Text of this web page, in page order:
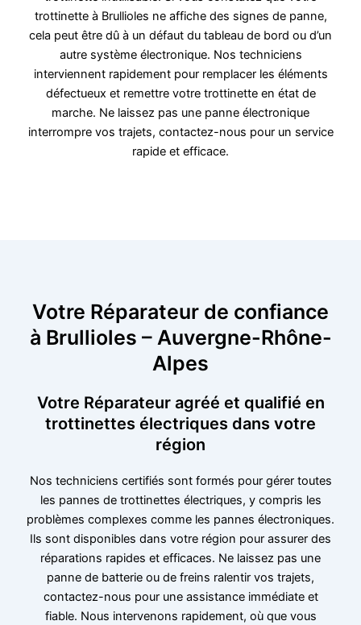
trottinette à Brullioles ne affiche des signes de panne,
cela peut être dû à un défaut du tableau de bord ou d’un
autre système électronique. Nos techniciens
interviennent rapidement pour remplacer les éléments
défectueux et remettre votre trottinette en état de
marche. Ne laissez pas une panne électronique
interrompre vos trajets, contactez-nous pour un service
rapide et efficace.
Votre Réparateur de confiance
à Brullioles – Auvergne-Rhône-
Alpes
Votre Réparateur agréé et qualifié en
trottinettes électriques dans votre
région
Nos techniciens certifiés sont formés pour gérer toutes
les pannes de trottinettes électriques, y compris les
problèmes complexes comme les pannes électroniques.
Ils sont disponibles dans votre région pour assurer des
réparations rapides et efficaces. Ne laissez pas une
panne de batterie ou de freins ralentir vos trajets,
contactez-nous pour une assistance immédiate et
fiable. Nous intervenons rapidement, où que vous